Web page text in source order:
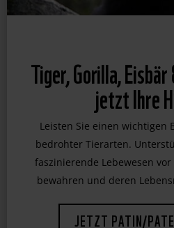
Tiger, Gorilla,
jetzt Ihre
Leisten Sie einen wichtigen
bedrohter Tierarten.
faszinierende Lebewesen
bewahren und deren